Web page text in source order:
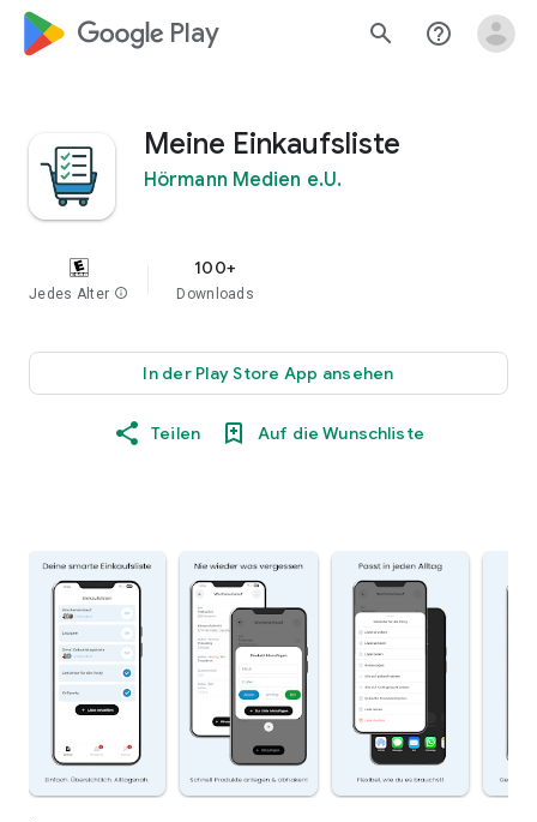
google_logo Play search help_outline
Meine Einkaufsliste
Hörmann Medien e.U.
Jedes Alter info
100+
Downloads
In der Play Store App ansehen
Teilen Auf die Wunschliste